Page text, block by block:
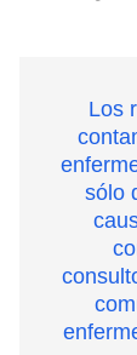
Los
sólo